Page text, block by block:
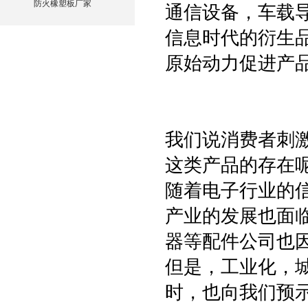
防火橡塑板厂家
通信设备，车载
信息时代的衍生
原始动力促进产
我们说消费者刺
这类产品的存在
随着电子行业的
产业的发展也面
器等配件公司也
但是，工业化，
时，也向我们预